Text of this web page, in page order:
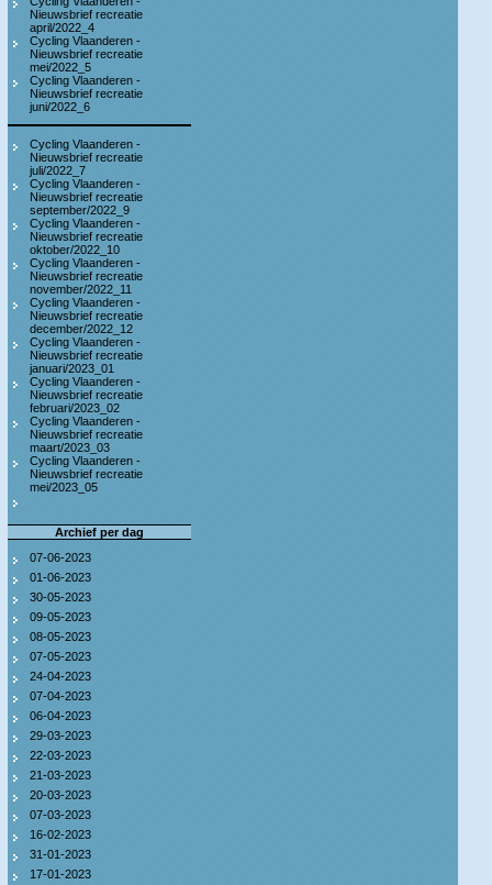
Nieuwsbrief recreatie
april/2022_4
Cycling Vlaanderen -
Nieuwsbrief recreatie
mei/2022_5
Cycling Vlaanderen -
Nieuwsbrief recreatie
juni/2022_6
Cycling Vlaanderen -
Nieuwsbrief recreatie
juli/2022_7
Cycling Vlaanderen -
Nieuwsbrief recreatie
september/2022_9
Cycling Vlaanderen -
Nieuwsbrief recreatie
oktober/2022_10
Cycling Vlaanderen -
Nieuwsbrief recreatie
november/2022_11
Cycling Vlaanderen -
Nieuwsbrief recreatie
december/2022_12
Cycling Vlaanderen -
Nieuwsbrief recreatie
januari/2023_01
Cycling Vlaanderen -
Nieuwsbrief recreatie
februari/2023_02
Cycling Vlaanderen -
Nieuwsbrief recreatie
maart/2023_03
Cycling Vlaanderen -
Nieuwsbrief recreatie
mei/2023_05
Archief per dag
07-06-2023
01-06-2023
30-05-2023
09-05-2023
08-05-2023
07-05-2023
24-04-2023
07-04-2023
06-04-2023
29-03-2023
22-03-2023
21-03-2023
20-03-2023
07-03-2023
16-02-2023
31-01-2023
17-01-2023